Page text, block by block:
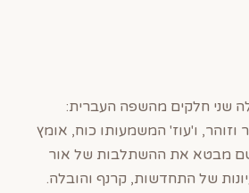
שני חלקים מהשפה העברית:
וזוהר, ו'עוז' המשמעותו כוח, אומץ
מבטא את ההשתלבות של אור
של התחדשות, קרנף והובלה.